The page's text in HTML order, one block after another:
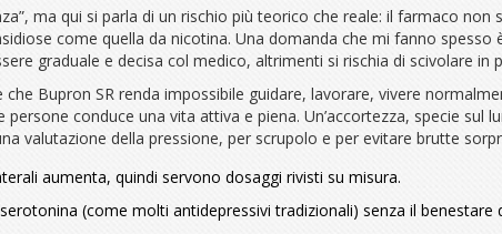
ma qui si parla di un rischio più teorico che reale: il farmaco non
come quella da nicotina. Una domanda che mi fanno
graduale e decisa col medico, altrimenti si rischia di scivolare in
Bupron SR renda impossibile guidare, lavorare, vivere
conduce una vita attiva e piena. Un’accortezza, specie sul
valutazione della pressione, per scrupolo e per evitare brutte
aumenta, quindi servono dosaggi rivisti su misura.
(come molti antidepressivi tradizionali) senza il benestare